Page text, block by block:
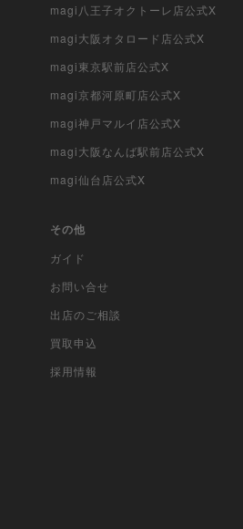
magi八王子オクトーレ店公式X
magi大阪オタロード店公式X
magi東京駅前店公式X
magi京都河原町店公式X
magi神戸マルイ店公式X
magi大阪なんば駅前店公式X
magi仙台店公式X
その他
ガイド
お問い合せ
出店のご相談
買取申込
採用情報